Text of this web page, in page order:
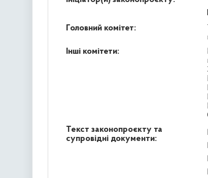
Головний комітет:
Інші комітети:
Текст законопроєкту та
супровідні документи: